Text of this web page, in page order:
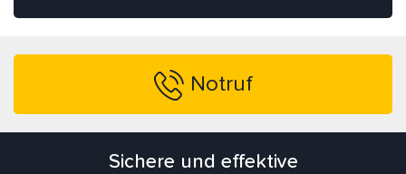
Notruf
Sichere und effektive